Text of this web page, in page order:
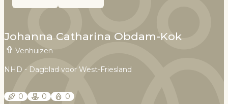
Johanna Catharina Obdam-Kok
Venhuizen
NHD - Dagblad voor West-Friesland
0 0 0